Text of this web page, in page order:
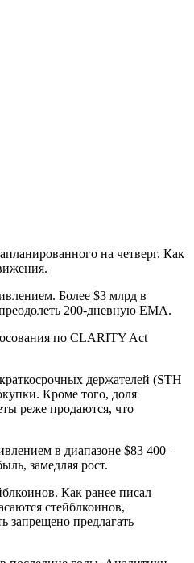
на четверг. Как
Более $3 млрд в
200-дневную EMA.
по CLARITY Act
держателей (STH
Кроме того, доля
реже продаются, что
в диапазоне $83 400–
замедляя рост.
Как ранее писал
стейблкоинов,
запрещено предлагать